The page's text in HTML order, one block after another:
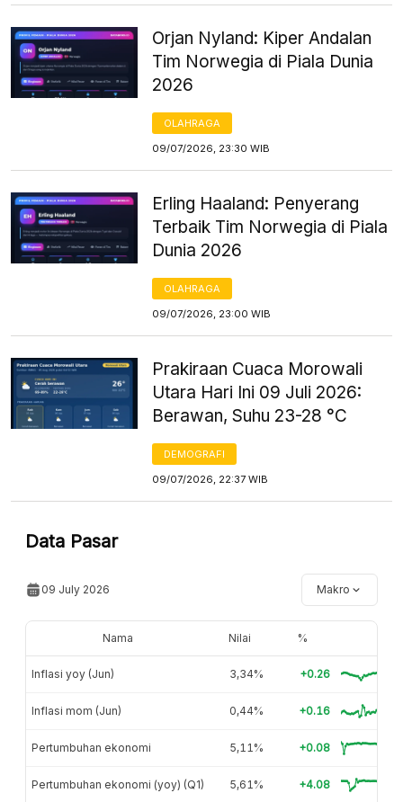
Orjan Nyland: Kiper Andalan
Tim Norwegia di Piala Dunia
2026
OLAHRAGA
09/07/2026, 23:30 WIB
Erling Haaland: Penyerang
Terbaik Tim Norwegia di Piala
Dunia 2026
OLAHRAGA
09/07/2026, 23:00 WIB
Prakiraan Cuaca Morowali
Utara Hari Ini 09 Juli 2026:
Berawan, Suhu 23-28 °C
DEMOGRAFI
09/07/2026, 22:37 WIB
Data Pasar
09 July 2026 Makro
Nama Nilai %
Inflasi yoy (Jun) 3,34% +0.26
Inflasi mom (Jun) 0,44% +0.16
Pertumbuhan ekonomi 5,11% +0.08
Pertumbuhan ekonomi (yoy) (Q1) 5,61% +4.08